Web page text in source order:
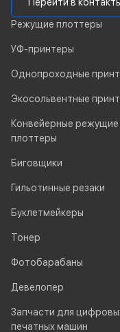
Режущие плоттеры
УФ-принтеры
Однопроходные
Экосольвентные
Конвейерные режущие
плоттеры
Биговщики
Гильотинные резаки
Буклетмейкеры
Тонер
Фотобарабаны
Девелопер
Запчасти для
печатных машин